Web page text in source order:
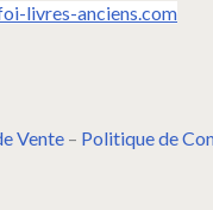
livres-anciens.com
Vente – Politique de